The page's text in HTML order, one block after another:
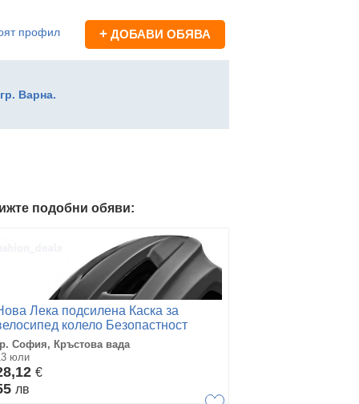
профил + ДОБАВИ ОБЯВА
Варна.
подобни обяви:
Лека подсилена Каска за
колело Безопастност
София, Кръстова вада
юли
€
лв